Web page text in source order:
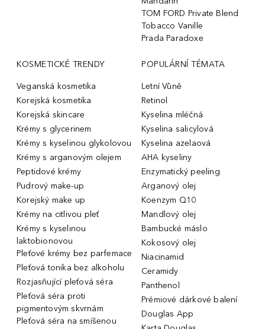
TOM FORD Private Blend
Tobacco Vanille
Prada Paradoxe
KOSMETICKÉ TRENDY
Veganská kosmetika
Korejská kosmetika
Korejská skincare
Krémy s glycerinem
Krémy s kyselinou glykolovou
Krémy s arganovým olejem
Peptidové krémy
Pudrový make-up
Korejský make up
Krémy na citlivou pleť
Krémy s kyselinou
laktobionovou
Pleťové krémy bez parfemace
Pleťová tonika bez alkoholu
Rozjasňující pleťová séra
Pleťová séra proti
pigmentovým skvrnám
Pleťová séra na smíšenou
POPULÁRNÍ TÉMATA
Letní Vůně
Retinol
Kyselina mléčná
Kyselina salicylová
Kyselina azelaová
AHA kyseliny
Enzymatický peeling
Arganový olej
Koenzym Q10
Mandlový olej
Bambucké máslo
Kokosový olej
Niacinamid
Ceramidy
Panthenol
Prémiové dárkové balení
Douglas App